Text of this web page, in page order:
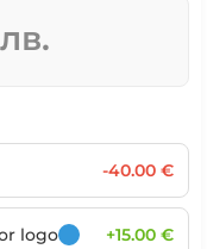
-40.00 €
logo +15.00 €